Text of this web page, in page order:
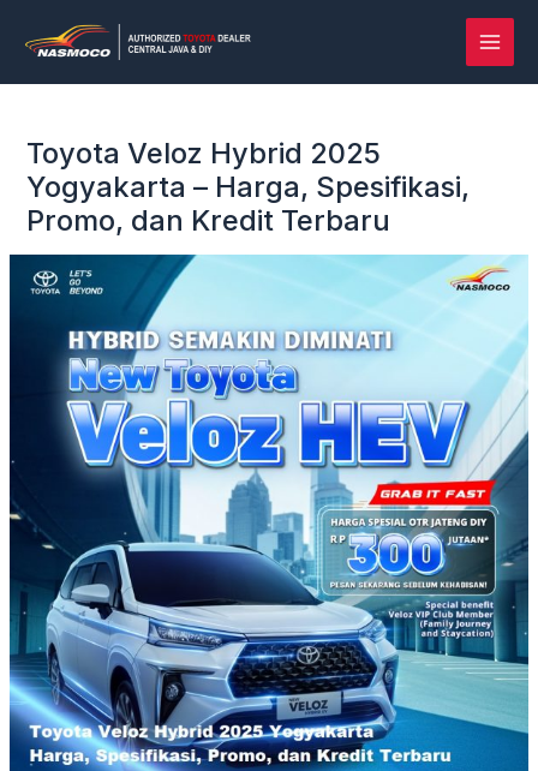
konten
Toyota Veloz Hybrid 2025
Yogyakarta – Harga, Spesifikasi,
Promo, dan Kredit Terbaru
navigation